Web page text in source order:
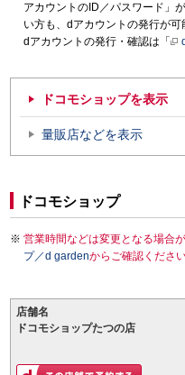
アカウントのID／パスワード」
い方も、dアカウントの発行が可
dアカウントの発行・確認は「
ドコモショップを表示
量販店などを表示
ドコモショップ
営業時間などは変更となる場合
プ／d gardenからご確認ください
店舗名
ドコモショップたつの店